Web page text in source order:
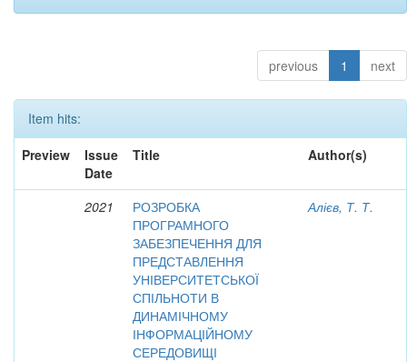
previous 1 next
Item hits:
Preview
Issue
Date
Title Author(s)
2021
РОЗРОБКА
ПРОГРАМНОГО
ЗАБЕЗПЕЧЕННЯ ДЛЯ
ПРЕДСТАВЛЕННЯ
УНІВЕРСИТЕТСЬКОЇ
СПІЛЬНОТИ В
ДИНАМІЧНОМУ
ІНФОРМАЦІЙНОМУ
СЕРЕДОВИЩІ
Алієв, Т. Т.